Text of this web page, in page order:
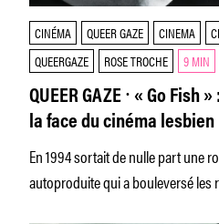
CINÉMA QUEER GAZE CINEMA
QUEERGAZE
ROSE TROCHE 9 MIN
QUEER GAZE ⸱ « Go Fish
la face du cinéma lesbien
En 1994 sortait de nulle part une
autoproduite qui a bouleversé les